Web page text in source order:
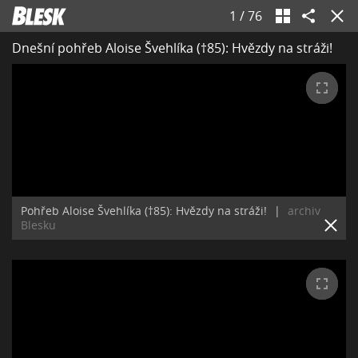
1 /76
Dnešní pohřeb Aloise Švehlíka (†85): Hvězdy na stráži!
Pohřeb Aloise Švehlíka (†85): Hvězdy na stráži! |
archiv
Blesku